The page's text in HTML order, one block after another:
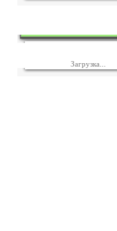
Загрузка...